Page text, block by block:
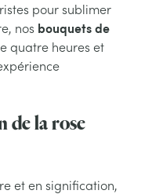
pour sublimer
nos bouquets de
quatre heures et
de la rose
et en signification,